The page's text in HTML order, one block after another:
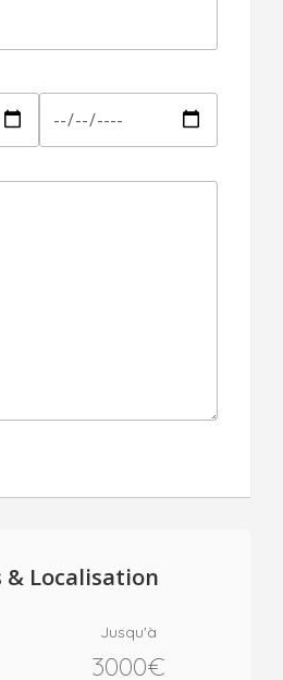
Localisation
Jusqu'à
3000€